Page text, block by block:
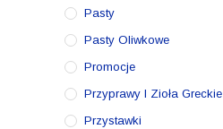
Pasty
Pasty Oliwkowe
Promocje
Przyprawy I Zioła Greckie
Przystawki